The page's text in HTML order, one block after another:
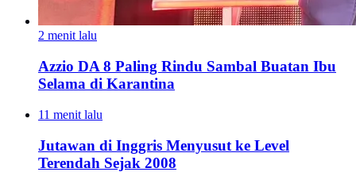
2 menit lalu
Azzio DA 8 Paling Rindu Sambal Buatan Ibu
Selama di Karantina
11 menit lalu
Jutawan di Inggris Menyusut ke Level
Terendah Sejak 2008